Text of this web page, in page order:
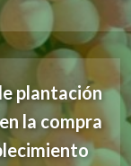
plantación
la compra